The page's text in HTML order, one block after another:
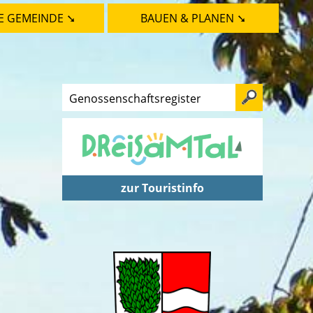
GEMEINDE ➘ BAUEN & PLANEN ➘
zur Touristinfo